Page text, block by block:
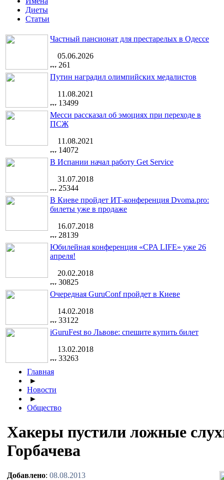
Диеты
Статьи
Частный пансионат для престарелых в Одессе
05.06.2026
261
Путин наградил олимпийских медалистов
11.08.2021
13499
Месси рассказал об эмоциях при переходе в
ПСЖ
11.08.2021
14072
В Испании начал работу Get Service
31.07.2018
25344
В Киеве пройдет ИТ-конференция Dvoma.pro:
билеты уже в продаже
16.07.2018
28139
Юбилейная конференция «CPA LIFE» уже 26
апреля!
20.02.2018
30825
Очередная GuruConf пройдет в Киеве
14.02.2018
33122
iGuruFest во Львове: спешите купить билет
13.02.2018
33263
Главная
►
Новости
►
Общество
Хакеры пустили ложные
Горбачева
Добавлено: 08.08.2013